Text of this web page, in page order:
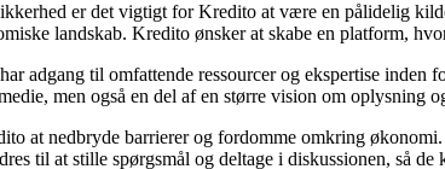
er det vigtigt for Kredito at være en pålidelig
landskab. Kredito ønsker at skabe en platform,
adgang til omfattende ressourcer og ekspertise
men også en del af en større vision om oplysning
at nedbryde barrierer og fordomme omkring
til at stille spørgsmål og deltage i diskussionen, så de